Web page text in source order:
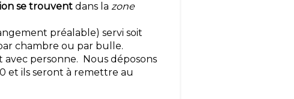
se trouvent dans la zone
préalable) servi soit
chambre ou par bulle.
personne. Nous déposons
et ils seront à remettre au